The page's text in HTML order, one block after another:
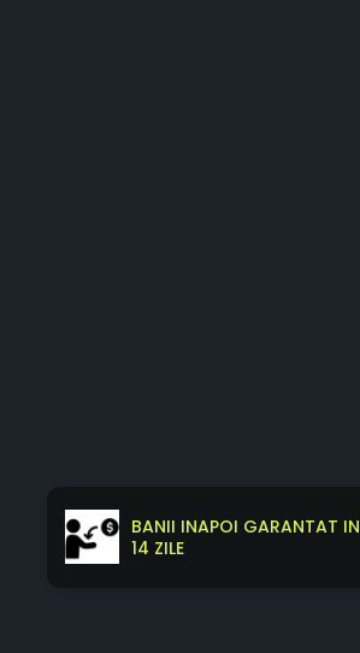
BANII INAPOI GARANTAT IN
14 ZILE